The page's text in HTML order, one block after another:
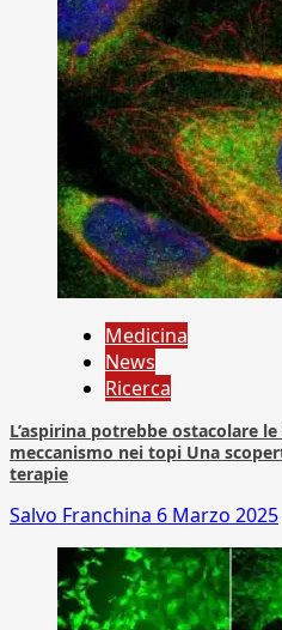
Medicina
News
Ricerca
L’aspirina potrebbe ostacolare
meccanismo nei topi Una
terapie
Salvo Franchina 6 Marzo 2025